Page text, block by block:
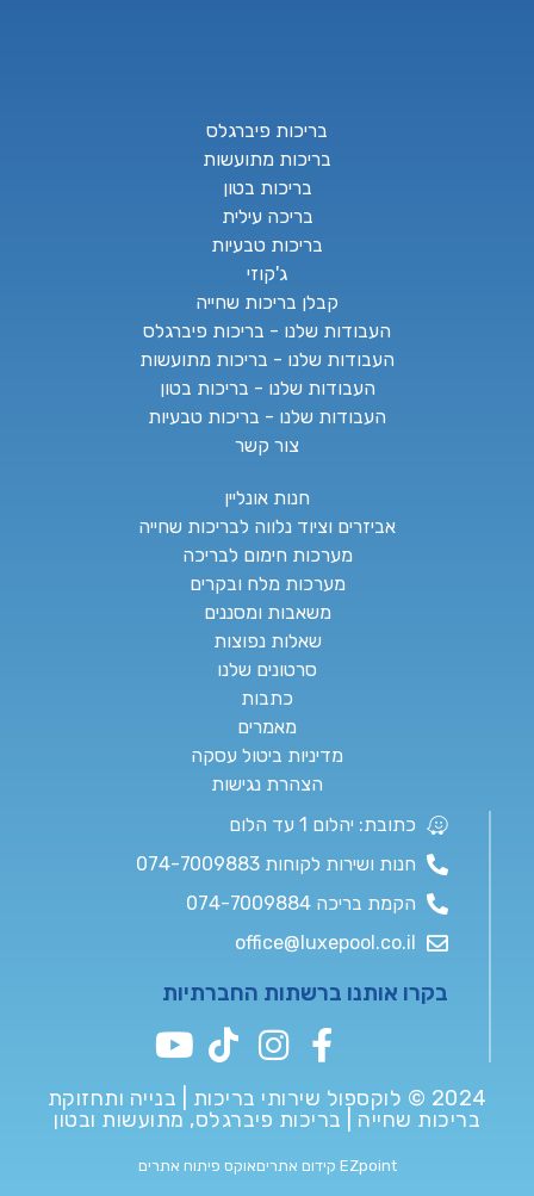
בריכות פיברגלס
בריכות מתועשות
בריכות בטון
בריכה עילית
בריכות טבעיות
ג'קוזי
קבלן בריכות שחייה
העבודות שלנו - בריכות פיברגלס
העבודות שלנו - בריכות מתועשות
העבודות שלנו - בריכות בטון
העבודות שלנו - בריכות טבעיות
צור קשר
חנות אונליין
אביזרים וציוד נלווה לבריכות שחייה
מערכות חימום לבריכה
מערכות מלח ובקרים
משאבות ומסננים
שאלות נפוצות
סרטונים שלנו
כתבות
מאמרים
מדיניות ביטול עסקה
הצהרת נגישות
כתובת: יהלום 1 עד הלום
חנות ושירות לקוחות 074-7009883
הקמת בריכה 074-7009884
office@luxepool.co.il
בקרו אותנו ברשתות החברתיות
2024 © לוקספול שירותי בריכות | בנייה ותחזוקת
בריכות שחייה | בריכות פיברגלס, מתועשות ובטון
EZpoint קידום אתרים אוקס פיתוח אתרים